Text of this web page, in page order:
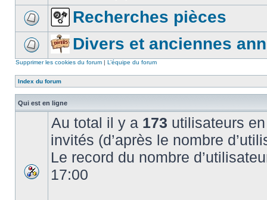
Recherches pièces
Divers et anciennes
Supprimer les cookies du forum | L’équipe du forum
Index du forum
Qui est en ligne
Au total il y a 173 utilisateurs
invités (d’après le nombre
Le record du nombre
17:00